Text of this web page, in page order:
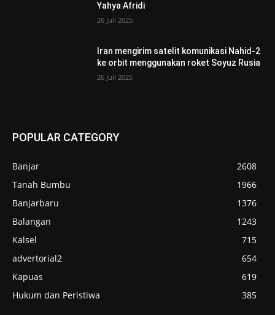
Yahya Afridi
26 Juli 2025
Iran mengirim satelit komunikasi Nahid-2
ke orbit menggunakan roket Soyuz Rusia
26 Juli 2025
POPULAR CATEGORY
Banjar
2608
Tanah Bumbu
1966
Banjarbaru
1376
Balangan
1243
Kalsel
715
advertorial2
654
Kapuas
619
Hukum dan Peristiwa
385